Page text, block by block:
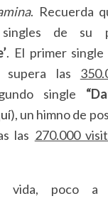
. Recuerda
de su
. El primer single
supera las
single
), un himno de
las 270.000
vida, poco a